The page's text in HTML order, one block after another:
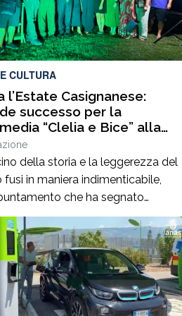
sul litorale tirrenico cosentino.
quanto […]
CULTURA
l’Estate Casignanese:
successo per la
“Clelia e Bice” alla
della storia e la leggerezza del
fusi in maniera indimenticabile,
che ha segnato
il via all’Estate Casignanese.
5 Agosto, la suggestiva
della Villa Romana di Casignana
la commedia “Clelia e Bice”,
scritta e diretta da Maria Pia
ad ingresso gratuito,